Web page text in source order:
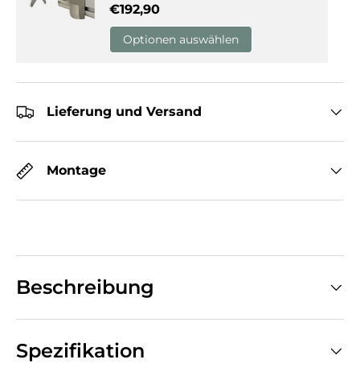
Normaler Preis
€192,90
Optionen auswählen
Lieferung und Versand
Montage
Beschreibung
Spezifikation